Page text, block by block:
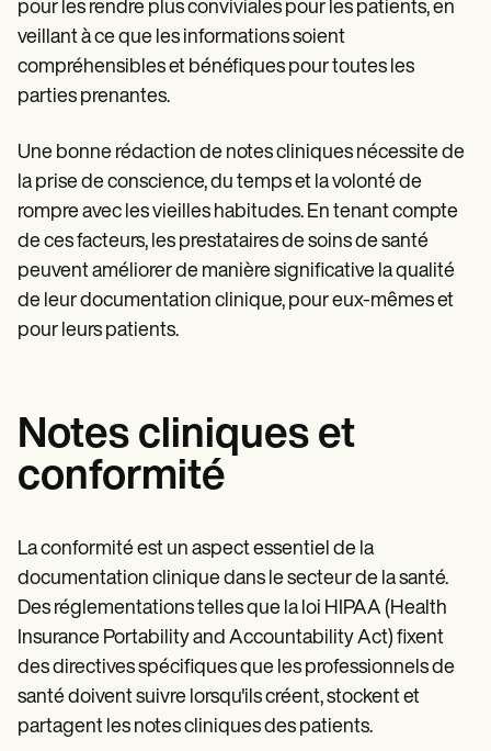
pour les rendre plus conviviales pour les patients, en
veillant à ce que les informations soient
compréhensibles et bénéfiques pour toutes les
parties prenantes.
Une bonne rédaction de notes cliniques nécessite de
la prise de conscience, du temps et la volonté de
rompre avec les vieilles habitudes. En tenant compte
de ces facteurs, les prestataires de soins de santé
peuvent améliorer de manière significative la qualité
de leur documentation clinique, pour eux-mêmes et
pour leurs patients.
Notes cliniques et
conformité
La conformité est un aspect essentiel de la
documentation clinique dans le secteur de la santé.
Des réglementations telles que la loi HIPAA (Health
Insurance Portability and Accountability Act) fixent
des directives spécifiques que les professionnels de
santé doivent suivre lorsqu'ils créent, stockent et
partagent les notes cliniques des patients.